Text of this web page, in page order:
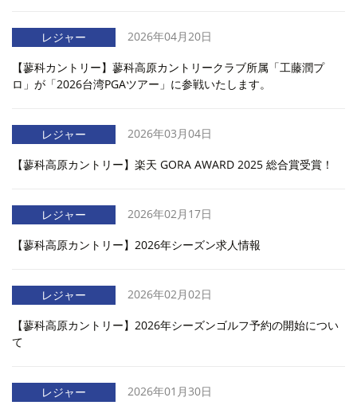
レジャー 2026年04月20日
【蓼科カントリー】蓼科高原カントリークラブ所属「工藤潤プ
ロ」が「2026台湾PGAツアー」に参戦いたします。
レジャー 2026年03月04日
【蓼科高原カントリー】楽天 GORA AWARD 2025 総合賞受賞！
レジャー 2026年02月17日
【蓼科高原カントリー】2026年シーズン求人情報
レジャー 2026年02月02日
【蓼科高原カントリー】2026年シーズンゴルフ予約の開始につい
て
レジャー 2026年01月30日